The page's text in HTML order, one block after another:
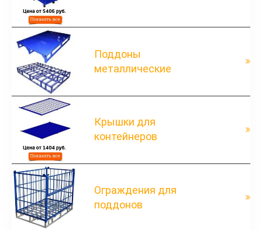
Поддоны
металлические
Крышки для
контейнеров
Ограждения для
поддонов